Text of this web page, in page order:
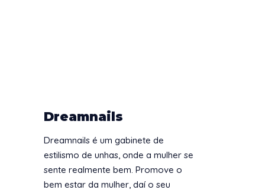
Dreamnails
Dreamnails é um gabinete de
estilismo de unhas, onde a mulher se
sente realmente bem. Promove o
bem estar da mulher, daí o seu